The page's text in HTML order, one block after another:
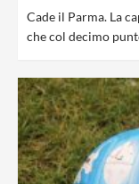
Cade il Parma. La
che col decimo